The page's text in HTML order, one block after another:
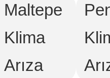
Maltepe
Klima
Arıza